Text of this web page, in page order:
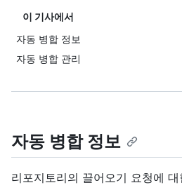
이 기사에서
자동 병합 정보
자동 병합 관리
자동 병합 정보
리포지토리의 끌어오기 요청에